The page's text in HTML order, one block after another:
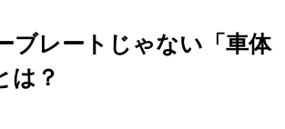
ブレートじゃない「車体
は？